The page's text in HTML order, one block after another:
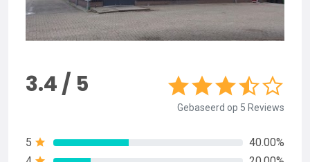
3.4 / 5
Gebaseerd op 5 Reviews
5
40.00%